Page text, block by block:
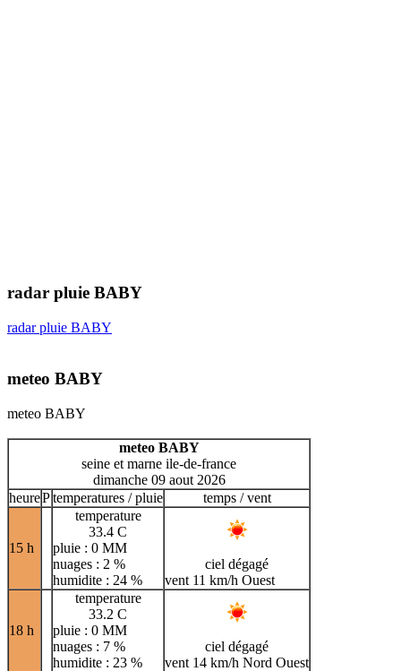
radar pluie BABY
radar pluie BABY
meteo BABY
meteo BABY
meteo BABY
seine et marne ile-de-france
dimanche 09 aout 2026
heurePtemperatures / pluie temps / vent
15 h
temperature
33.4 C
pluie : 0 MM
nuages : 2 %
humidite : 24 %
ciel dégagé
vent 11 km/h Ouest
18 h
temperature
33.2 C
pluie : 0 MM
nuages : 7 %
humidite : 23 %
ciel dégagé
vent 14 km/h Nord Ouest